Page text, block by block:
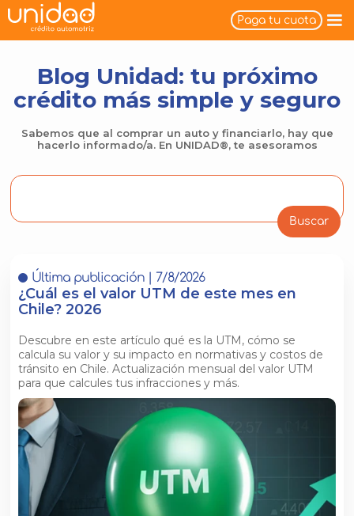
Paga tu cuota
Blog Unidad: tu próximo
crédito más simple y seguro
Sabemos que al comprar un auto y financiarlo, hay que
hacerlo informado/a. En UNIDAD®, te asesoramos
Última publicación | 7/8/2026
¿Cuál es el valor UTM de este mes en
Chile? 2026
Descubre en este artículo qué es la UTM, cómo se
calcula su valor y su impacto en normativas y costos de
tránsito en Chile. Actualización mensual del valor UTM
para que calcules tus infracciones y más.